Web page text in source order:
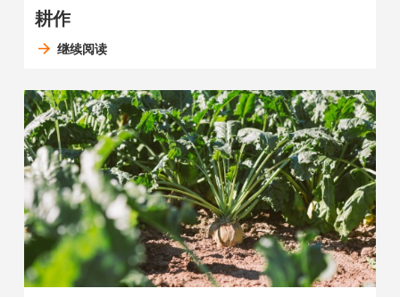
耕作
继续阅读